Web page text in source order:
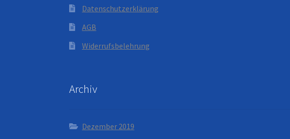
Datenschutzerklärung
AGB
Widerrufsbelehrung
Archiv
Dezember 2019